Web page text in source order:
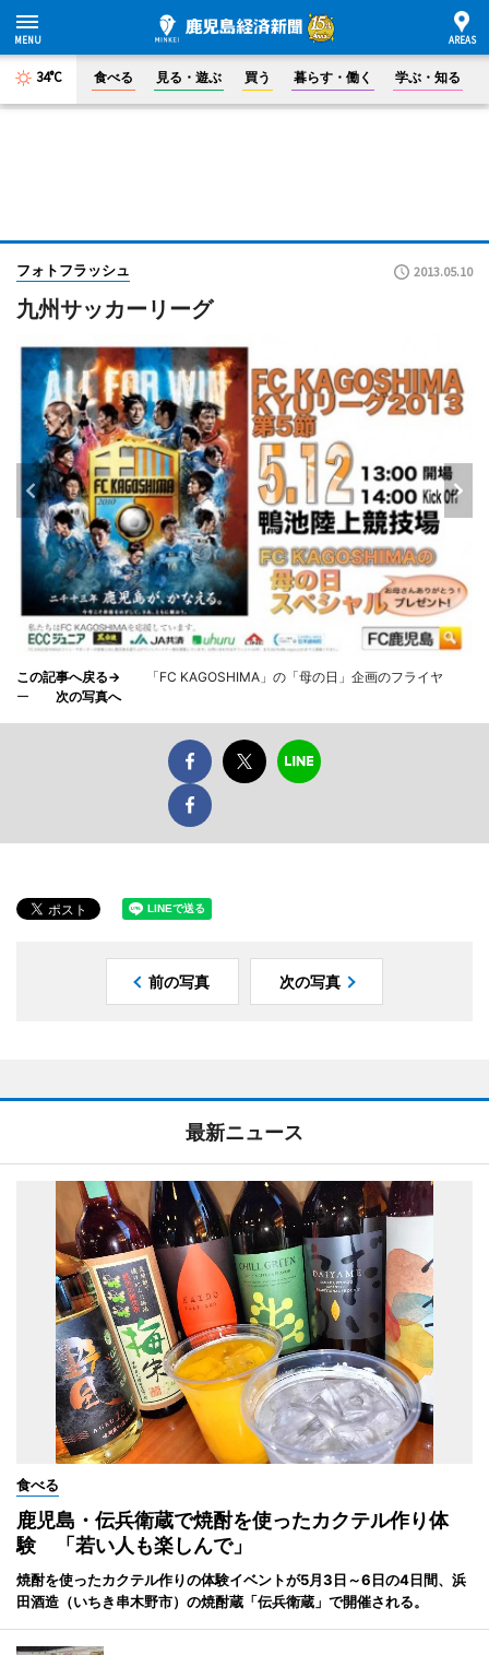
34°C 食べる 見る・遊ぶ 買う 暮らす・働く 学ぶ・知る
フォトフラッシュ 2013.05.10
九州サッカーリーグ
この記事へ戻る→
「FC KAGOSHIMA」の「母の日」企画のフライヤ
ー
次の写真へ
前の写真 次の写真
最新ニュース
食べる
鹿児島・伝兵衛蔵で焼酎を使ったカクテル作り体
験 「若い人も楽しんで」
焼酎を使ったカクテル作りの体験イベントが5月3日～6日の4日間、浜
田酒造（いちき串木野市）の焼酎蔵「伝兵衛蔵」で開催される。